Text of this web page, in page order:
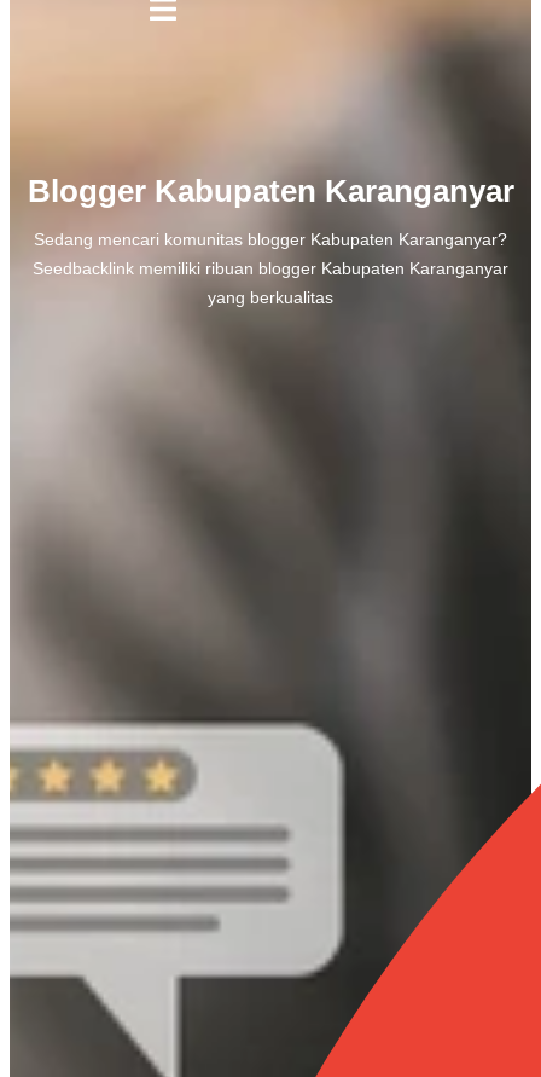
Blogger Kabupaten Karanganyar
Sedang mencari komunitas blogger Kabupaten Karanganyar?
Seedbacklink memiliki ribuan blogger Kabupaten Karanganyar
yang berkualitas